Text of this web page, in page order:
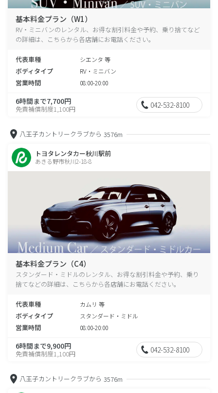
基本料金プラン（W1）
RV・ミニバンのレンタル、お得な割引料金や予約、乗り捨てなど
の詳細は、こちらから各店舗にお電話ください。
代表車種 シエンタ 等
ボディタイプ RV・ミニバン
営業時間 08:00-20:00
6時間まで7,700円
免責補償制度1,100円 042-532-8100
八王子カントリークラブから 3576m
トヨタレンタカー秋川駅前
あきる野市秋川2-18-8
基本料金プラン（C4）
スタンダード・ミドルのレンタル、お得な割引料金や予約、乗り
捨てなどの詳細は、こちらから各店舗にお電話ください。
代表車種 カムリ 等
ボディタイプ スタンダード・ミドル
営業時間 08:00-20:00
6時間まで9,900円
免責補償制度1,100円 042-532-8100
八王子カントリークラブから 3576m